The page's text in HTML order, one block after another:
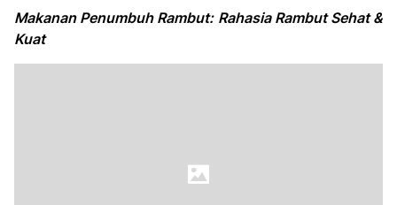
Makanan Penumbuh Rambut: Rahasia Rambut Sehat &
Kuat